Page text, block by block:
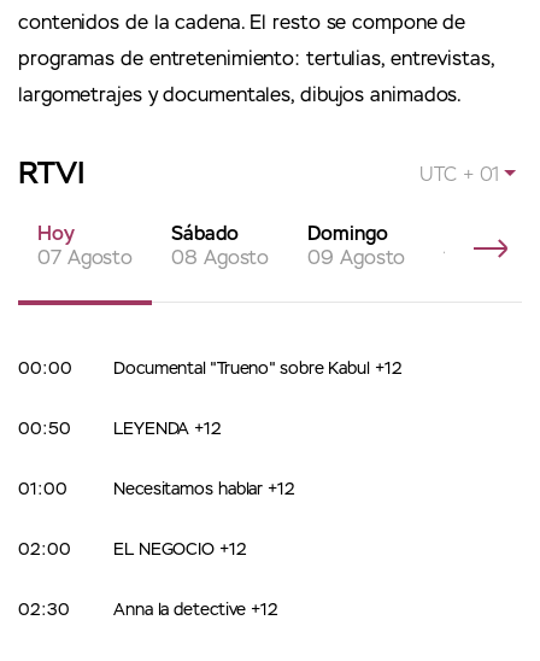
contenidos de la cadena. El resto se compone de
programas de entretenimiento: tertulias, entrevistas,
largometrajes y documentales, dibujos animados.
RTVI UTC + 01
Hoy
07 Agosto
Sábado
08 Agosto
Domingo
09 Agosto
10 Agosto
00:00 Documental "Trueno" sobre Kabul +12
00:50 LEYENDA +12
01:00 Necesitamos hablar +12
02:00 EL NEGOCIO +12
02:30 Anna la detective +12